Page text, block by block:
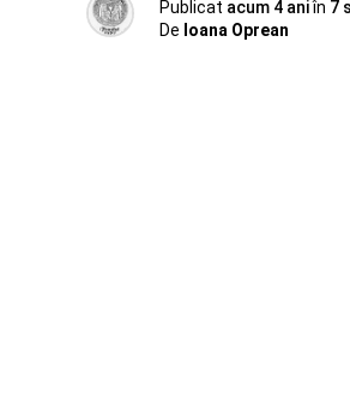
Publicat acum 4 aniîn 7
De Ioana Oprean